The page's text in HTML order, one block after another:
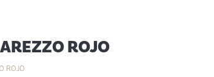
ROJO
ROJO